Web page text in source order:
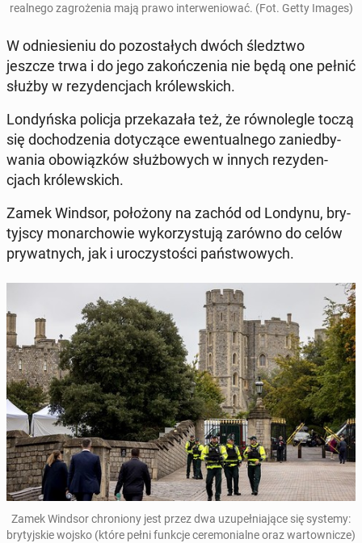
re­al­ne­go za­gro­że­nia mają prawo in­ter­we­nio­wać. (Fot. Getty Images)
W od­nie­sie­niu do po­zo­sta­łych dwóch śledz­two
jeszcze trwa i do jego za­koń­cze­nia nie będą one pełnić
służby w re­zy­den­cjach kró­lew­skich.
Lon­dyń­ska policja prze­ka­za­ła też, że rów­no­le­gle toczą
się do­cho­dze­nia do­ty­czą­ce ewen­tu­al­ne­go za­nie­dby­
wa­nia obo­wiąz­ków służ­bo­wych w innych re­zy­den­
cjach kró­lew­skich.
Zamek Windsor, po­ło­żo­ny na zachód od Londynu, bry­
tyj­scy mo­nar­cho­wie wy­ko­rzy­stu­ją zarówno do celów
pry­wat­nych, jak i uro­czy­sto­ści pań­stwo­wych.
Zamek Windsor chro­nio­ny jest przez dwa uzu­peł­nia­ją­ce się systemy:
bry­tyj­skie wojsko (które pełni funkcje ce­re­mo­nial­ne oraz war­tow­ni­cze)